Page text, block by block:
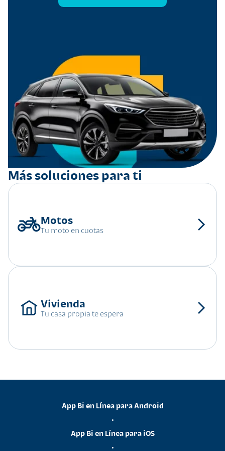
Más soluciones para ti
Tu moto en cuotas
Tu casa propia te espera
App Bi en Línea para Android
•
App Bi en Línea para iOS
•